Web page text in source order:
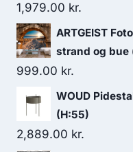
1,979.00 kr.
ARTGEIST
strand og
999.00 kr.
WOUD
(H:55)
2,889.00 kr.